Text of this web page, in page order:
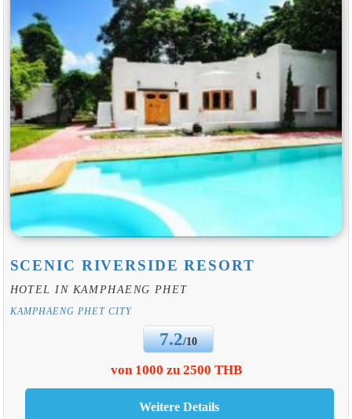
SCENIC RIVERSIDE RESORT
HOTEL IN KAMPHAENG PHET
KAMPHAENG PHET CITY
7.2/10
von 1000 zu 2500 THB